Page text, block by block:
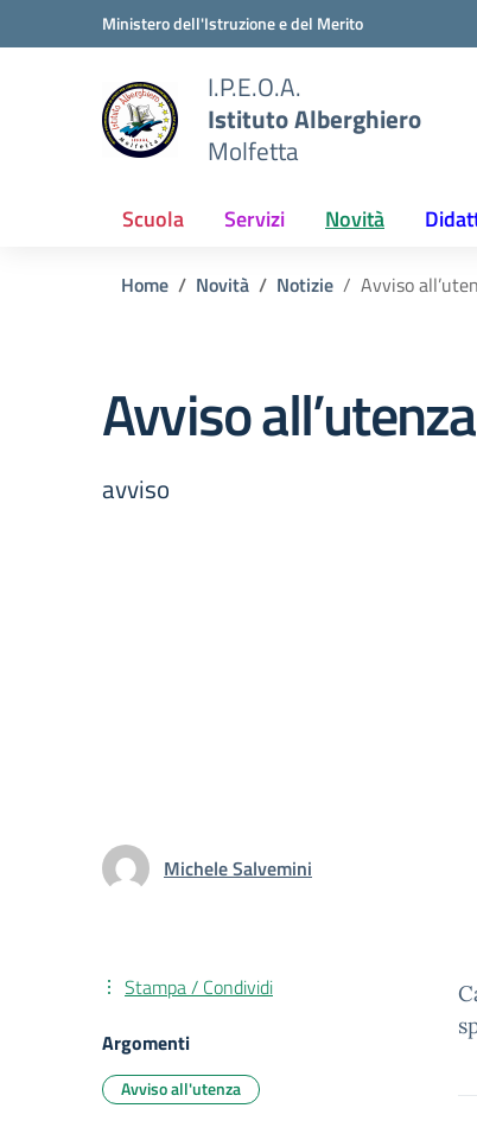
Vai ai contenuti
Vai al menu di navigazioneMinistero dell'Istruzione e del Merito
I.P.E.O.A.
Istituto Alberghiero
Molfetta
Scuola Servizi Novità
Home Novità Notizie Avviso
Avviso all’utenza
avviso
Michele Salvemini
Stampa / Condividi
Argomenti
Avviso all'utenza